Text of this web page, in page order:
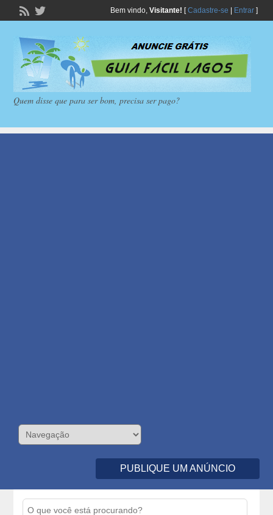
Bem vindo, Visitante! [Cadastre-se Entrar]
Quem disse que para ser bom, precisa ser pago?
PUBLIQUE UM ANÚNCIO